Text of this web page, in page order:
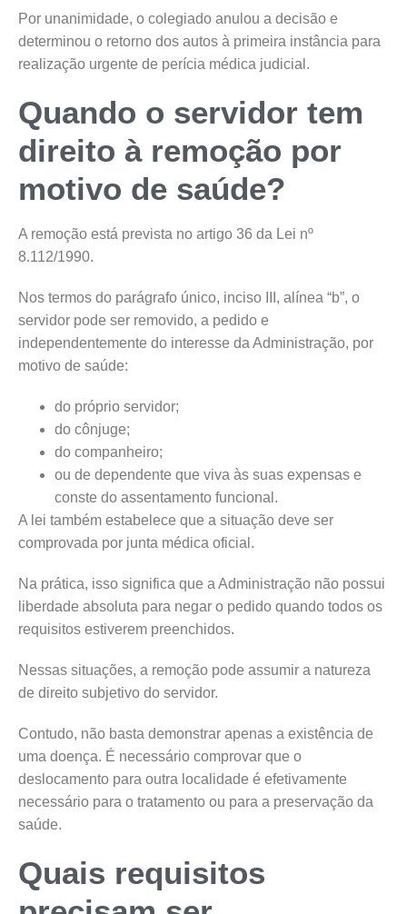
Por unanimidade, o colegiado anulou a decisão e
determinou o retorno dos autos à primeira instância para
realização urgente de perícia médica judicial.
Quando o servidor tem
direito à remoção por
motivo de saúde?
A remoção está prevista no artigo 36 da Lei nº
8.112/1990.
Nos termos do parágrafo único, inciso III, alínea “b”, o
servidor pode ser removido, a pedido e
independentemente do interesse da Administração, por
motivo de saúde:
do próprio servidor;
do cônjuge;
do companheiro;
ou de dependente que viva às suas expensas e
conste do assentamento funcional.
A lei também estabelece que a situação deve ser
comprovada por junta médica oficial.
Na prática, isso significa que a Administração não possui
liberdade absoluta para negar o pedido quando todos os
requisitos estiverem preenchidos.
Nessas situações, a remoção pode assumir a natureza
de direito subjetivo do servidor.
Contudo, não basta demonstrar apenas a existência de
uma doença. É necessário comprovar que o
deslocamento para outra localidade é efetivamente
necessário para o tratamento ou para a preservação da
saúde.
Quais requisitos